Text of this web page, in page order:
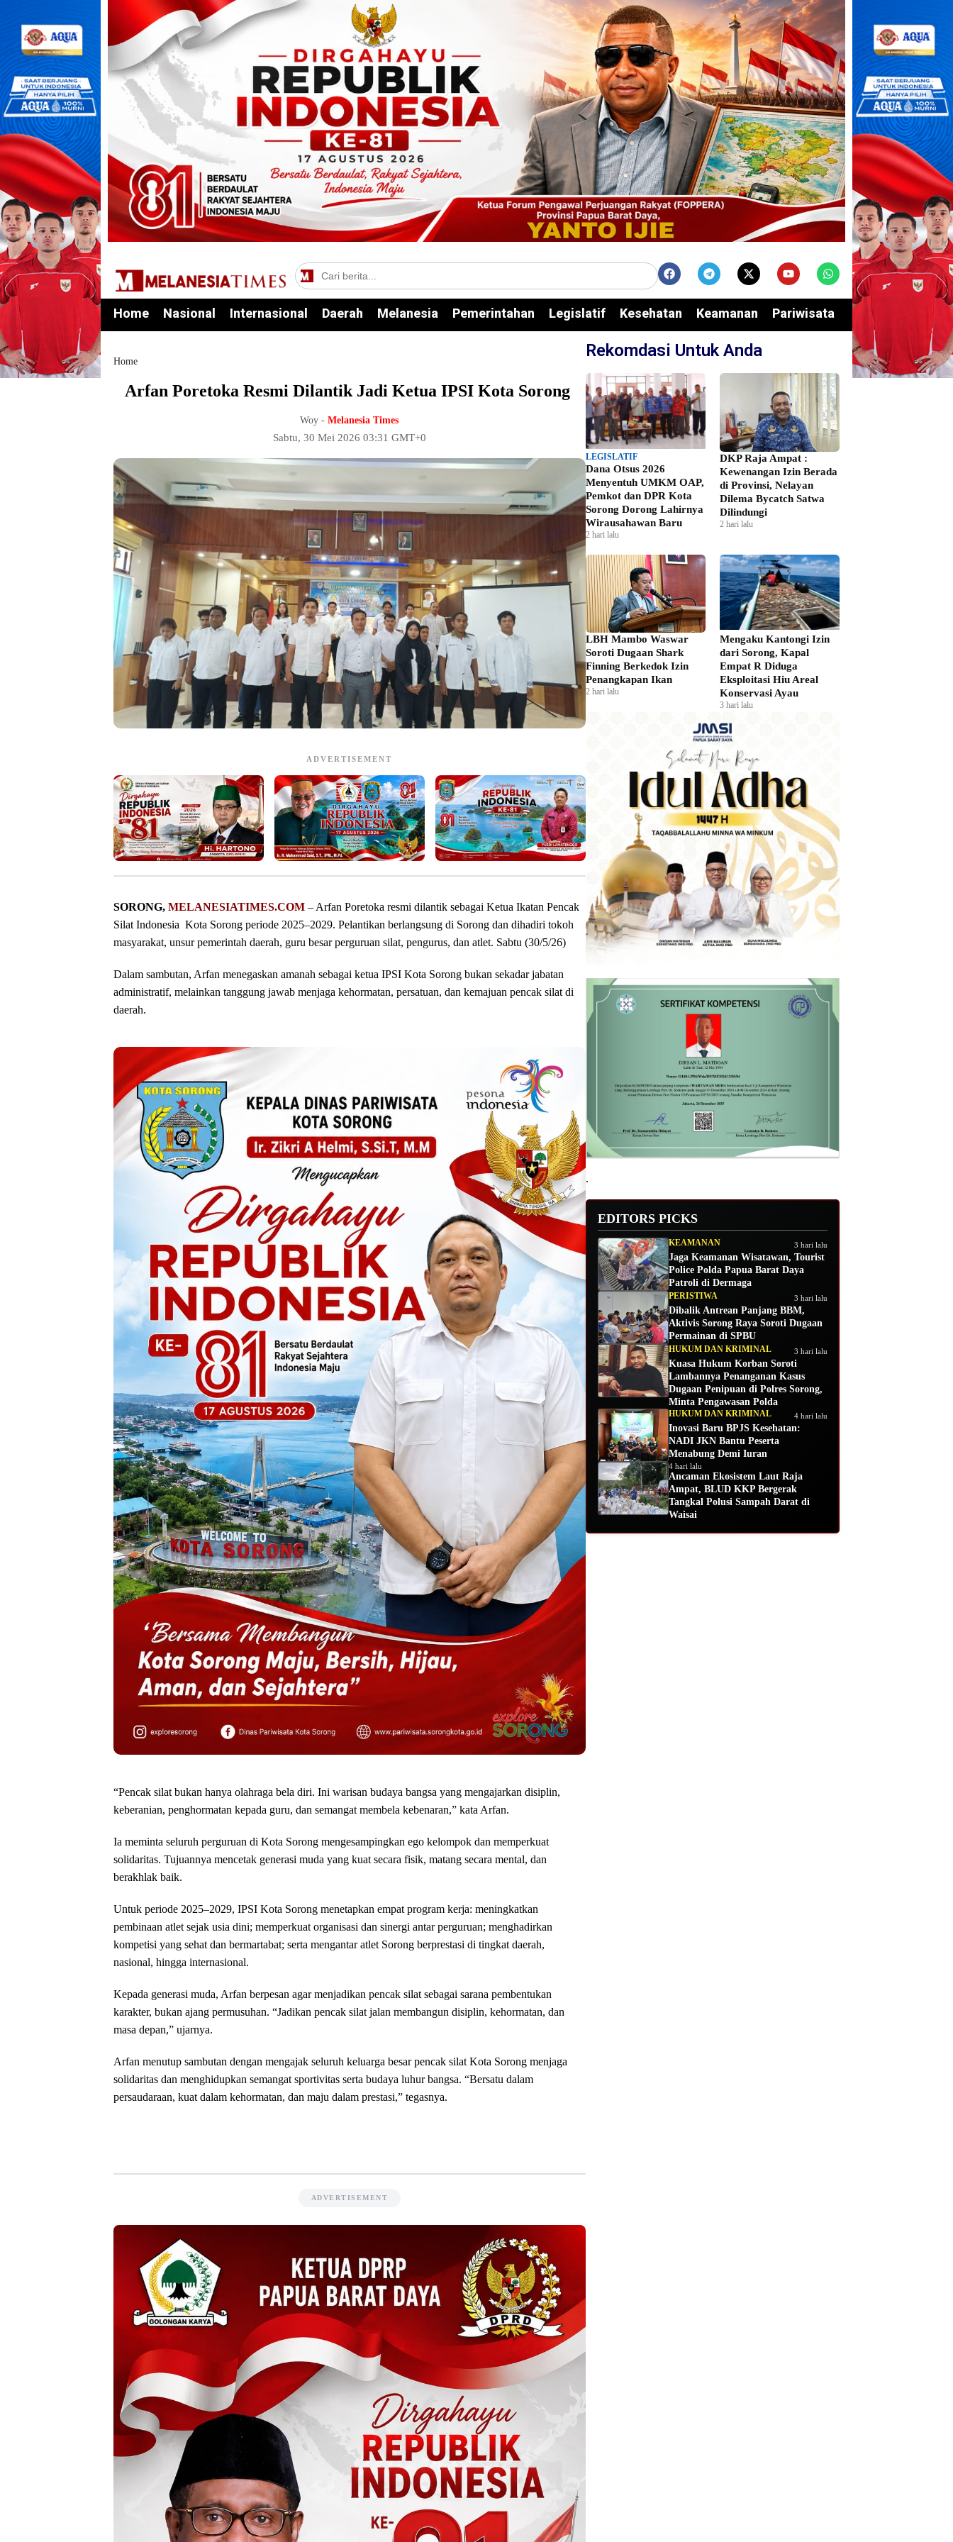
Home Nasional Internasional Daerah Melanesia Pemerintahan Legislatif Kesehatan Keamanan Pariwisata Edukasi
Home
‎Arfan Poretoka Resmi Dilantik Jadi Ketua IPSI Kota Sorong ‎
Woy -Melanesia Times
Sabtu, 30 Mei 2026 03:31 GMT+0
ADVERTISEMENT
‎SORONG, MELANESIATIMES.COM – Arfan Poretoka resmi dilantik sebagai Ketua Ikatan Pencak
Silat Indonesia Kota Sorong periode 2025–2029. Pelantikan berlangsung di Sorong dan dihadiri tokoh
masyarakat, unsur pemerintah daerah, guru besar perguruan silat, pengurus, dan atlet. Sabtu (30/5/26)
‎Dalam sambutan, Arfan menegaskan amanah sebagai ketua IPSI Kota Sorong bukan sekadar jabatan
administratif, melainkan tanggung jawab menjaga kehormatan, persatuan, dan kemajuan pencak silat di
daerah.
‎“Pencak silat bukan hanya olahraga bela diri. Ini warisan budaya bangsa yang mengajarkan disiplin,
keberanian, penghormatan kepada guru, dan semangat membela kebenaran,” kata Arfan.
‎Ia meminta seluruh perguruan di Kota Sorong mengesampingkan ego kelompok dan memperkuat
solidaritas. Tujuannya mencetak generasi muda yang kuat secara fisik, matang secara mental, dan
berakhlak baik.
‎Untuk periode 2025–2029, IPSI Kota Sorong menetapkan empat program kerja: meningkatkan
pembinaan atlet sejak usia dini; memperkuat organisasi dan sinergi antar perguruan; menghadirkan
kompetisi yang sehat dan bermartabat; serta mengantar atlet Sorong berprestasi di tingkat daerah,
nasional, hingga internasional.
‎Kepada generasi muda, Arfan berpesan agar menjadikan pencak silat sebagai sarana pembentukan
karakter, bukan ajang permusuhan. “Jadikan pencak silat jalan membangun disiplin, kehormatan, dan
masa depan,” ujarnya.
‎Arfan menutup sambutan dengan mengajak seluruh keluarga besar pencak silat Kota Sorong menjaga
solidaritas dan menghidupkan semangat sportivitas serta budaya luhur bangsa. “Bersatu dalam
persaudaraan, kuat dalam kehormatan, dan maju dalam prestasi,” tegasnya.
ADVERTISEMENT
Rekomdasi Untuk Anda
LEGISLATIF
Dana Otsus 2026
Menyentuh UMKM OAP,
Pemkot dan DPR Kota
Sorong Dorong Lahirnya
Wirausahawan Baru
2 hari lalu
DKP Raja Ampat :
Kewenangan Izin Berada
di Provinsi, Nelayan
Dilema Bycatch Satwa
Dilindungi
2 hari lalu
LBH Mambo Waswar
Soroti Dugaan Shark
Finning Berkedok Izin
Penangkapan Ikan
2 hari lalu
Mengaku Kantongi Izin
dari Sorong, Kapal
Empat R Diduga
Eksploitasi Hiu Areal
Konservasi Ayau
3 hari lalu
.
EDITORS PICKS
KEAMANAN 3 hari lalu
Jaga Keamanan Wisatawan, Tourist
Police Polda Papua Barat Daya
Patroli di Dermaga
PERISTIWA 3 hari lalu
Dibalik Antrean Panjang BBM,
Aktivis Sorong Raya Soroti Dugaan
Permainan di SPBU
HUKUM DAN KRIMINAL 3 hari lalu
Kuasa Hukum Korban Soroti
Lambannya Penanganan Kasus
Dugaan Penipuan di Polres Sorong,
Minta Pengawasan Polda
HUKUM DAN KRIMINAL 4 hari lalu
Inovasi Baru BPJS Kesehatan:
NADI JKN Bantu Peserta
Menabung Demi Iuran
4 hari lalu
Ancaman Ekosistem Laut Raja
Ampat, BLUD KKP Bergerak
Tangkal Polusi Sampah Darat di
Waisai